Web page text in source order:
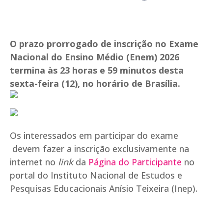
O prazo prorrogado de inscrição no Exame
Nacional do Ensino Médio (Enem) 2026
termina às 23 horas e 59 minutos desta
sexta-feira (12), no horário de Brasília.
Os interessados em participar do exame
devem fazer a inscrição exclusivamente na
internet no linkda Página do Participante no
portal do Instituto Nacional de Estudos e
Pesquisas Educacionais Anísio Teixeira (Inep).